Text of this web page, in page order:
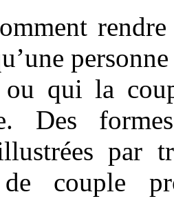
ou qui la
Des
par
couple